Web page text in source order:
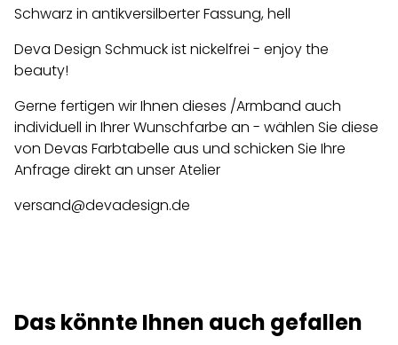
Schwarz in antikversilberter Fassung, hell
Deva Design Schmuck ist nickelfrei - enjoy the
beauty!
Gerne fertigen wir Ihnen dieses /Armband auch
individuell in Ihrer Wunschfarbe an - wählen Sie diese
von Devas Farbtabelle aus und schicken Sie Ihre
Anfrage direkt an unser Atelier
versand@devadesign.de
Das könnte Ihnen auch gefallen